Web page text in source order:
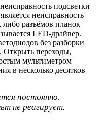
подсветки
неисправность
разъёмов планок
LED-драйвер.
без разборки
Открыть переходы,
мультиметром
в несколько десятков
постоянно,
не реагирует.